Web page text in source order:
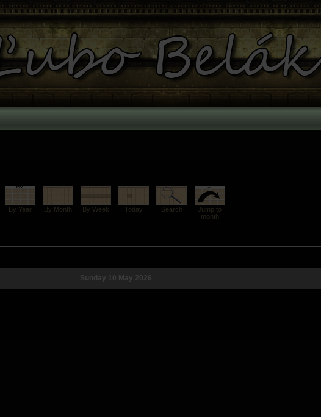
By Year By Month By Week Today Search
Jump to
month
Sunday 10 May 2026